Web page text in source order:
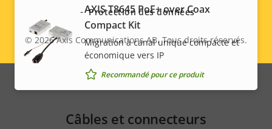
AXIS T8645 PoE+ over Coax
Compact Kit
Migration à canal unique compacte et
économique vers IP
Recommandé pour ce produit
Câbles et connecteurs
Legal
© 2026Axis Communications AB. Tous droits réservés.
Protection des données